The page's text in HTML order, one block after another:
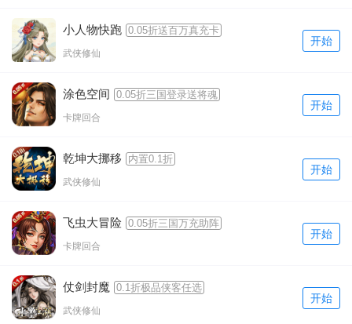
小人物快跑 0.05折送百万真充卡
武侠修仙
开始
涂色空间 0.05折三国登录送将魂
卡牌回合
开始
乾坤大挪移 内置0.1折
武侠修仙
开始
飞虫大冒险 0.05折三国万充助阵
卡牌回合
开始
仗剑封魔 0.1折极品侠客任选
武侠修仙
开始